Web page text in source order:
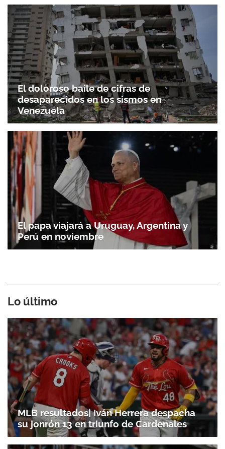
El doloroso baile de cifras de
desaparecidos en los sismos en
Venezuela
El papa viajará a Uruguay, Argentina y
Perú en noviembre
Lo último
MLB resultados| Iván Herrera despacha
su jonrón 13 en triunfo de Cardenales